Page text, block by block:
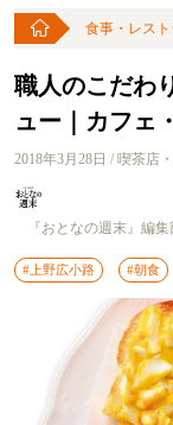
食事・レスト
職人のこだわ
ュー｜カフェ
2018年3月28日 / 喫茶店
『おとなの週末』編集
#上野広小路 #朝食